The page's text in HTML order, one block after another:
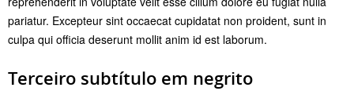
pariatur. Excepteur sint occaecat cupidatat non proident, sunt in
culpa qui officia deserunt mollit anim id est laborum.
Terceiro subtítulo em negrito